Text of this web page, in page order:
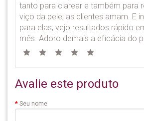
tanto para clarear e também para
viço da pele, as clientes amam. E
para elas, vejo resultados rápido
mês. Adoro demais a eficácia do
Avalie este produto
Seu nome